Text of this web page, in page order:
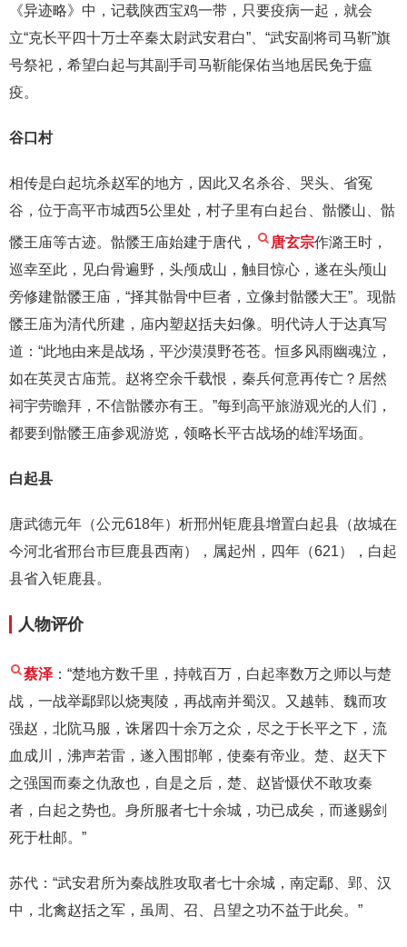
《异迹略》中，记载陕西宝鸡一带，只要疫病一起，就会
立“克长平四十万士卒秦太尉武安君白”、“武安副将司马靳”旗
号祭祀，希望白起与其副手司马靳能保佑当地居民免于瘟
疫。
谷口村
相传是白起坑杀赵军的地方，因此又名杀谷、哭头、省冤
谷，位于高平市城西5公里处，村子里有白起台、骷髅山、骷
髅王庙等古迹。骷髅王庙始建于唐代， 唐玄宗作潞王时，
巡幸至此，见白骨遍野，头颅成山，触目惊心，遂在头颅山
旁修建骷髅王庙，“择其骷骨中巨者，立像封骷髅大王”。现骷
髅王庙为清代所建，庙内塑赵括夫妇像。明代诗人于达真写
道：“此地由来是战场，平沙漠漠野苍苍。恒多风雨幽魂泣，
如在英灵古庙荒。赵将空余千载恨，秦兵何意再传亡？居然
祠宇劳瞻拜，不信骷髅亦有王。”每到高平旅游观光的人们，
都要到骷髅王庙参观游览，领略长平古战场的雄浑场面。
白起县
唐武德元年（公元618年）析邢州钜鹿县增置白起县（故城在
今河北省邢台市巨鹿县西南），属起州，四年（621），白起
县省入钜鹿县。
人物评价
蔡泽：“楚地方数千里，持戟百万，白起率数万之师以与楚
战，一战举鄢郢以烧夷陵，再战南并蜀汉。又越韩、魏而攻
强赵，北阬马服，诛屠四十余万之众，尽之于长平之下，流
血成川，沸声若雷，遂入围邯郸，使秦有帝业。楚、赵天下
之强国而秦之仇敌也，自是之后，楚、赵皆慑伏不敢攻秦
者，白起之势也。身所服者七十余城，功已成矣，而遂赐剑
死于杜邮。”
苏代：“武安君所为秦战胜攻取者七十余城，南定鄢、郢、汉
中，北禽赵括之军，虽周、召、吕望之功不益于此矣。”